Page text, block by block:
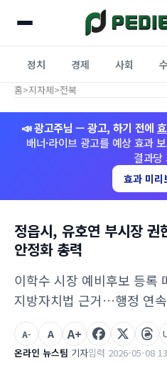
정치 경제 사회
홈>지자체>전북
📣 광고주님 — 광고, 하기 전에
배너·라이브 광고를 예상 효과
결과당
효과 미
정읍시, 유호연 부시장
안정화 총력
이학수 시장 예비후보 등록
지방자치법 근거…행정 연
온라인 뉴스팀 기자입력 2026-05-08
A- A A+